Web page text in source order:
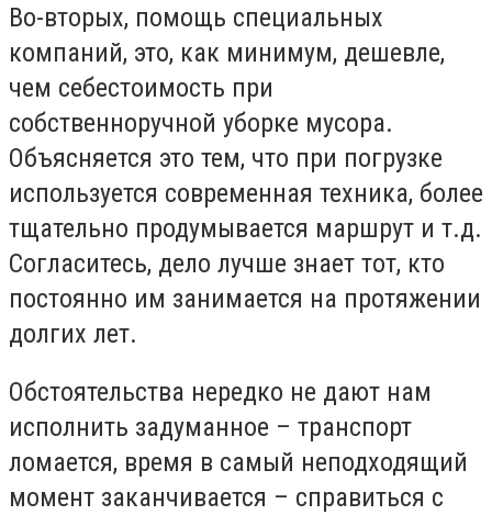
Во-вторых, помощь специальных
компаний, это, как минимум, дешевле,
чем себестоимость при
собственноручной уборке мусора.
Объясняется это тем, что при погрузке
используется современная техника, более
тщательно продумывается маршрут и т.д.
Согласитесь, дело лучше знает тот, кто
постоянно им занимается на протяжении
долгих лет.
Обстоятельства нередко не дают нам
исполнить задуманное – транспорт
ломается, время в самый неподходящий
момент заканчивается – справиться с